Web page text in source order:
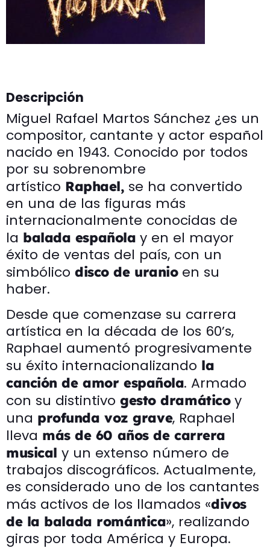
Descripción
Miguel Rafael Martos Sánchez ¿es un
compositor, cantante y actor español
nacido en 1943. Conocido por todos
por su sobrenombre
artístico Raphael, se ha convertido
en una de las figuras más
internacionalmente conocidas de
la balada española y en el mayor
éxito de ventas del país, con un
simbólico disco de uranioen su
haber.
Desde que comenzase su carrera
artística en la década de los 60’s,
Raphael aumentó progresivamente
su éxito internacionalizando la
canción de amor española. Armado
con su distintivo gesto dramáticoy
una profunda voz grave, Raphael
lleva más de 60 años de carrera
musical y un extenso número de
trabajos discográficos. Actualmente,
es considerado uno de los cantantes
más activos de los llamados «divos
de la balada romántica», realizando
giras por toda América y Europa.